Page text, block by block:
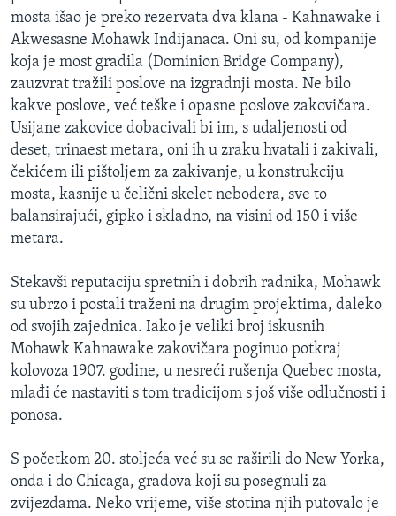
mosta išao je preko rezervata dva klana - Kahnawake i
Akwesasne Mohawk Indijanaca. Oni su, od kompanije
koja je most gradila (Dominion Bridge Company),
zauzvrat tražili poslove na izgradnji mosta. Ne bilo
kakve poslove, već teške i opasne poslove zakovičara.
Usijane zakovice dobacivali bi im, s udaljenosti od
deset, trinaest metara, oni ih u zraku hvatali i zakivali,
čekićem ili pištoljem za zakivanje, u konstrukciju
mosta, kasnije u čelični skelet nebodera, sve to
balansirajući, gipko i skladno, na visini od 150 i više
metara.
Stekavši reputaciju spretnih i dobrih radnika, Mohawk
su ubrzo i postali traženi na drugim projektima, daleko
od svojih zajednica. Iako je veliki broj iskusnih
Mohawk Kahnawake zakovičara poginuo potkraj
kolovoza 1907. godine, u nesreći rušenja Quebec mosta,
mlađi će nastaviti s tom tradicijom s još više odlučnosti i
ponosa.
S početkom 20. stoljeća već su se raširili do New Yorka,
onda i do Chicaga, gradova koji su posegnuli za
zvijezdama. Neko vrijeme, više stotina njih putovalo je